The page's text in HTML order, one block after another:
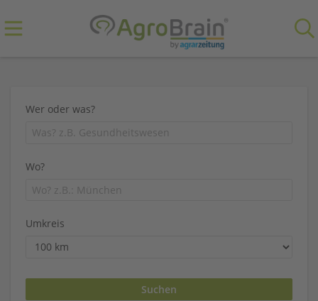
Wer oder was?
Wo?
Umkreis